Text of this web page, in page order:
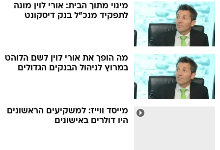
מינוי מתוך הבית: אורי לוין מונה
לתפקיד מנכ"ל בנק דיסקונט
מה הופך את אורי לוין לשם הלוהט
במרוץ לניהול הבנקים הגדולים
מייסד ווייז: למשקיעים הראשונים
היו דולרים באישונים